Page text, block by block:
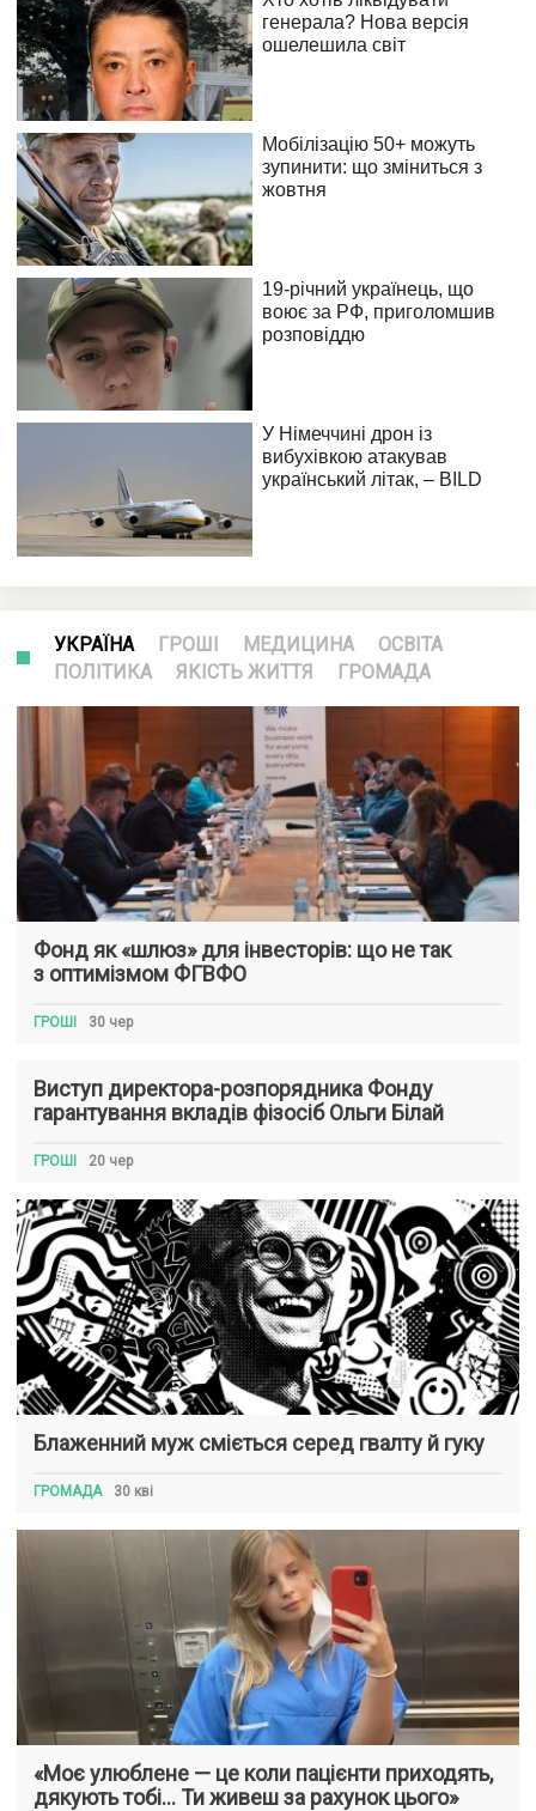
УКРАЇНА ГРОШІ МЕДИЦИНА
ОСВІТА
ПОЛІТИКА
ЯКІСТЬ ЖИТТЯ ГРОМАДА
Фонд як «шлюз» для інвесторів: що не так
з оптимізмом ФГВФО
ГРОШІ 30 чер
Виступ директора-розпорядника Фонду
гарантування вкладів фізосіб Ольги Білай
ГРОШІ 20 чер
Блаженний муж сміється серед гвалту й гуку
ГРОМАДА 30 кві
«Моє улюблене — це коли пацієнти приходять,
дякують тобі… Ти живеш за рахунок цього»